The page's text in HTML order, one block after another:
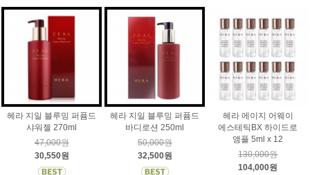
헤라 지일 블루밍 퍼퓸드
샤워젤 270ml
47,000원
30,550원
헤라 지일 블루밍 퍼퓸드
바디로션 250ml
50,000원
32,500원
헤라 에이지 어웨이
에스테틱BX 하이드로
앰플 5ml x 12
130,000원
104,000원